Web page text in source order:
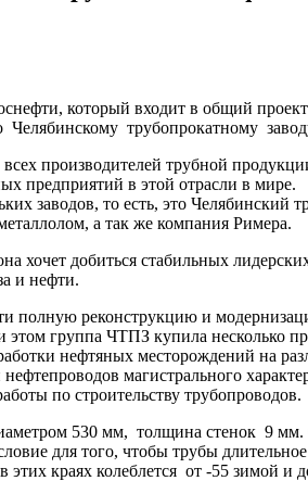
который входит в общий
Челябинскому трубопрокатному
производителей трубной
предприятий в этой отрасли в
заводов, то есть, это
а так же компания Римера.
хочет добиться стабильных
и нефти.
полную реконструкцию и
группа ЧТПЗ купила несколько
нефтяных месторождений на
магистрального
по строительству трубопроводов.
530 мм, толщина стенок 9
для того, чтобы трубы
краях колеблется от -55 зимой и